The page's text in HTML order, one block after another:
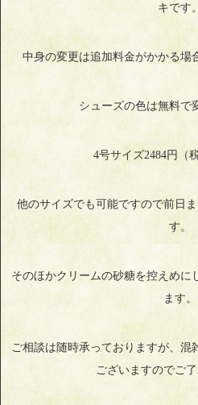
キです。
中身の変更は追加料金がかかる場
シューズの色は無料で
4号サイズ2484円（
他のサイズでも可能ですので前日
す。
そのほかクリームの砂糖を控えめに
ます。
ご相談は随時承っておりますが、混
ございますのでご了